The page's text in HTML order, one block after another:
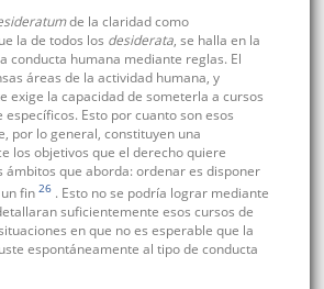
de la claridad como
la de todos los desiderata, se halla en la
conducta humana mediante reglas. El
áreas de la actividad humana, y
exige la capacidad de someterla a cursos
Esto por cuanto son esos
por lo general, constituyen una
los objetivos que el derecho quiere
ámbitos que aborda: ordenar es disponer
fin 26 . Esto no se podría lograr mediante
suficientemente esos cursos de
en que no es esperable que la
espontáneamente al tipo de conducta